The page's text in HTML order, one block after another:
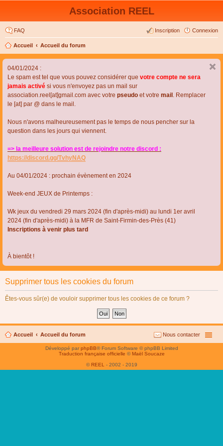
Association REEL
FAQ Connexion
Inscription
Accueil Accueil du forum
04/01/2024 :
Le spam est tel que vous pouvez considérer que votre compte ne sera
jamais activé si vous n'envoyez pas un mail sur
association.reel[at]gmail.com avec votre pseudo et votre mail . Remplacer
le [at] par @ dans le mail.
Nous n'avons malheureusement pas le temps de nous pencher sur la
question dans les jours qui viennent.
=> la meilleure solution est de rejoindre notre discord :
https://discord.gg/TvhyNAQ
Au 04/01/2024 : prochain évènement en 2024
Week-end JEUX de Printemps :
Wk jeux du vendredi 29 mars 2024 (fin d'après-midi) au lundi 1er avril
2024 (fin d'après-midi) à la MFR de Saint-Firmin-des-Près (41)
Inscriptions à venir plus tard
À bientôt !
Supprimer tous les cookies du forum
Êtes-vous sûr(e) de vouloir supprimer tous les cookies de ce forum ?
Accueil Accueil du forum Nous contacter
Développé parphpBB® Forum Software © phpBB Limited
Traduction française officielle © Maël Soucaze
© REEL - 2002 - 2019